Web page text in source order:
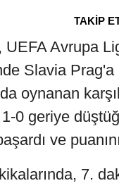
TAKİP
UEFA Avrupa
Slavia Prag'a
oynanan
1-0 geriye
ve
7.